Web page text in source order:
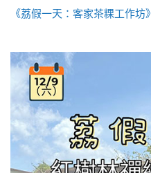
《荔假一天：客家茶粿工作坊》